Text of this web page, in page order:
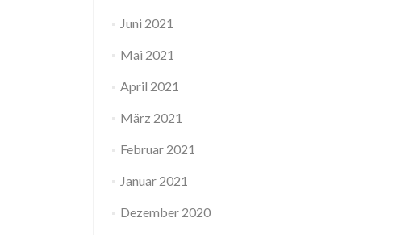
Juni 2021
Mai 2021
April 2021
März 2021
Februar 2021
Januar 2021
Dezember 2020